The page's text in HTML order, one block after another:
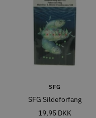
SFG
SFG Sildeforfang
Tilbudspris
19,95 DKK